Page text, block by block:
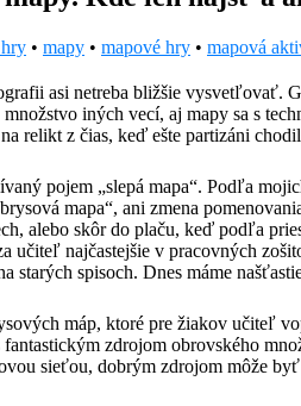
• mapy • mapové hry • mapová
asi netreba bližšie vysvetľovať.
iných vecí, aj mapy sa s
relikt z čias, keď ešte partizáni
pojem „slepá mapa“. Podľa
mapa“, ani zmena
alebo skôr do plaču, keď podľa
učiteľ najčastejšie v pracovných
starých spisoch. Dnes máme
máp, ktoré pre žiakov učiteľ
zdrojom obrovského
sieťou, dobrým zdrojom môže